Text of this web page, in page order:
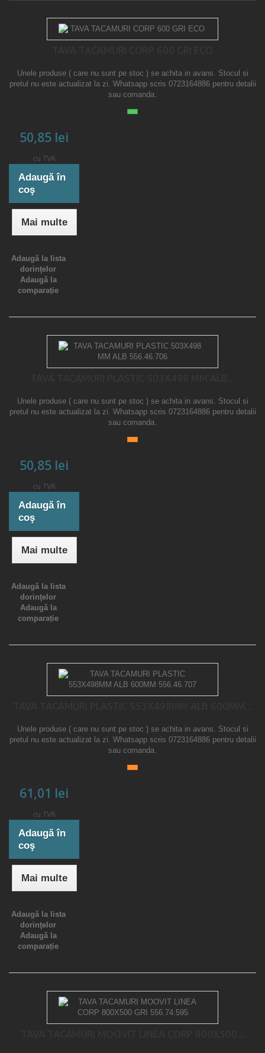
Unele produse ( care nu sunt pe stoc ) se achita in avans. Stocul si
pretul nu este actualizat la zi. Whatsapp scris 0723164886 pentru detalii
sau comanda.
50,85 lei
cu TVA
Adaugă în
coş
Mai multe
Adaugă la lista
dorinţelor
Adaugă la
comparație
Unele produse ( care nu sunt pe stoc ) se achita in avans. Stocul si
pretul nu este actualizat la zi. Whatsapp scris 0723164886 pentru detalii
sau comanda.
50,85 lei
cu TVA
Adaugă în
coş
Mai multe
Adaugă la lista
dorinţelor
Adaugă la
comparație
Unele produse ( care nu sunt pe stoc ) se achita in avans. Stocul si
pretul nu este actualizat la zi. Whatsapp scris 0723164886 pentru detalii
sau comanda.
61,01 lei
cu TVA
Adaugă în
coş
Mai multe
Adaugă la lista
dorinţelor
Adaugă la
comparație